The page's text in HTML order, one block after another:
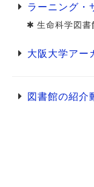
ラーニング・
生命科学図
大阪大学アー
図書館の紹介